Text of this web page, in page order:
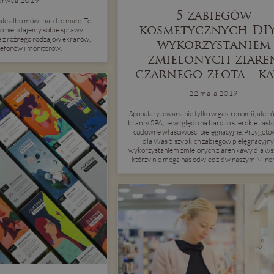
albo mówi bardzo mało. To
nie zdajemy sobie sprawy
różnego rodzajów ekranów,
i monitorów.
5 zabiegów
kosmetycznych
wykorzystaniem
zmielonych
czarnego złota -
22 maja 2019
Spopularyzowana nie tylko w gastronomii, ale
branży SPA, ze względu na bardzo szerokie
i cudowne właściwości pielęgnacyjne.
dla Was 5 szybkich zabiegów
wykorzystaniem zmielonych ziaren kawy dla
którzy nie mogą nas odwiedzić w naszym